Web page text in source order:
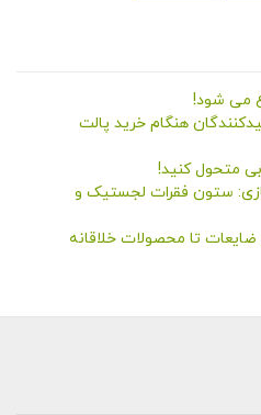
می شود!
هنگام خرید پالت
متحول کنید!
ستون فقرات لجستیک و
تا محصولات خلاقانه